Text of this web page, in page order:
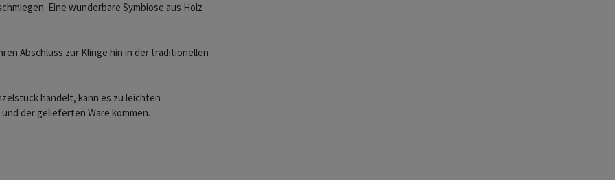
Eine wunderbare Symbiose aus Holz
Abschluss zur Klinge hin in der traditionellen
handelt, kann es zu leichten
der gelieferten Ware kommen.